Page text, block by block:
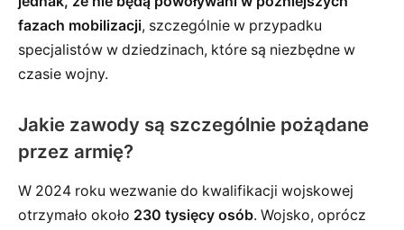
fazach mobilizacji, szczególnie w przypadku
specjalistów w dziedzinach, które są niezbędne w
czasie wojny.
Jakie zawody są szczególnie pożądane
przez armię?
W 2024 roku wezwanie do kwalifikacji wojskowej
otrzymało około 230 tysięcy osób. Wojsko, oprócz